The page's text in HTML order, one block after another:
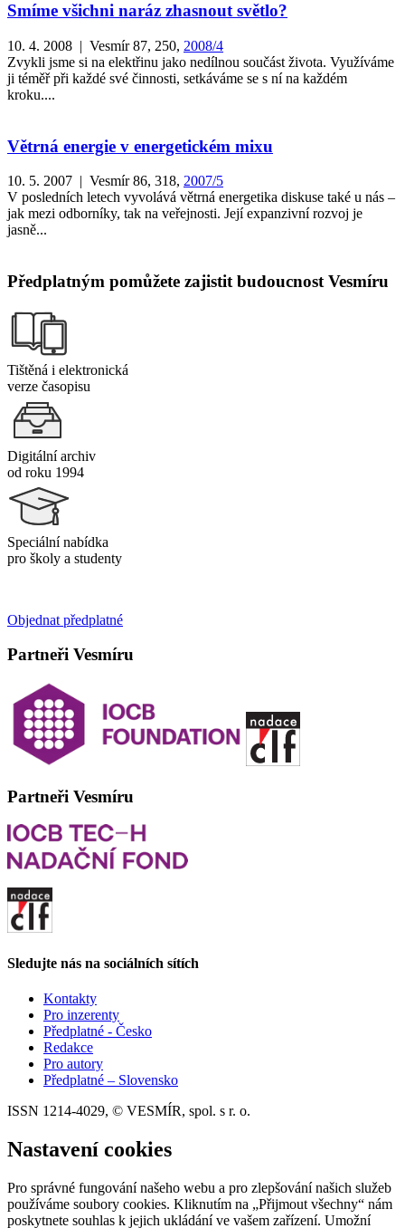
Smíme všichni naráz zhasnout světlo?
10. 4. 2008 | Vesmír 87, 250, 2008/4
Zvykli jsme si na elektřinu jako nedílnou součást života. Využíváme
ji téměř při každé své činnosti, setkáváme se s ní na každém
kroku....
Větrná energie v energetickém mixu
10. 5. 2007 | Vesmír 86, 318, 2007/5
V posledních letech vyvolává větrná energetika diskuse také u nás –
jak mezi odborníky, tak na veřejnosti. Její expanzivní rozvoj je
jasně...
Předplatným pomůžete zajistit budoucnost Vesmíru
Tištěná i elektronická
verze časopisu
Digitální archiv
od roku 1994
Speciální nabídka
pro školy a studenty
Objednat předplatné
Partneři Vesmíru
Partneři Vesmíru
Sledujte nás na sociálních sítích
Kontakty
Pro inzerenty
Předplatné - Česko
Redakce
Pro autory
Předplatné – Slovensko
ISSN 1214-4029, © VESMÍR, spol. s r. o.
Nastavení cookies
Pro správné fungování našeho webu a pro zlepšování našich služeb
používáme soubory cookies. Kliknutím na „Přijmout všechny“ nám
poskytnete souhlas k jejich ukládání ve vašem zařízení. Umožní